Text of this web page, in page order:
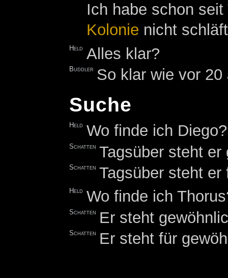
Ich habe schon
Kolonie nicht
Held Alles klar?
Buddler So klar wie vor
Suche
Held Wo finde ich Diego?
Schatten Tagsüber steht
Schatten Tagsüber steht
Held Wo finde ich
Schatten Er steht
Schatten Er steht für